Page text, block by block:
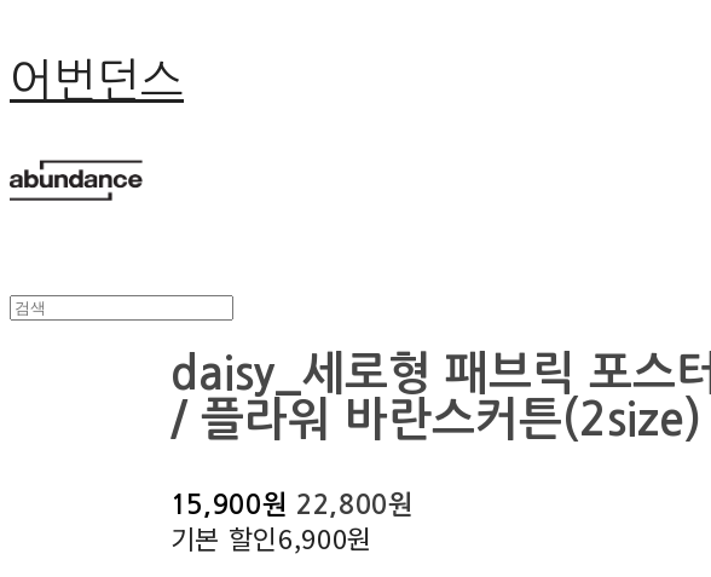
어번던스
daisy_세로형 패브릭 포스터
/ 플라워 바란스커튼(2size)
15,900원 22,800원
기본 할인6,900원